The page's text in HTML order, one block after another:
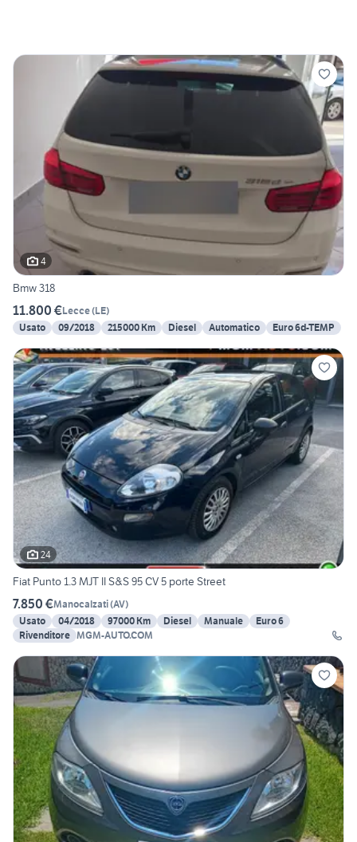
4
Bmw 318
11.800 €Lecce(LE)
Usato
09/2018 215000 Km Diesel Automatico Euro 6d-TEMP
24
Fiat Punto 1.3 MJT II S&S 95 CV 5 porte Street
7.850 €Manocalzati(AV)
Usato
04/2018 97000 Km Diesel Manuale
Euro 6
Rivenditore MGM-AUTO.COM